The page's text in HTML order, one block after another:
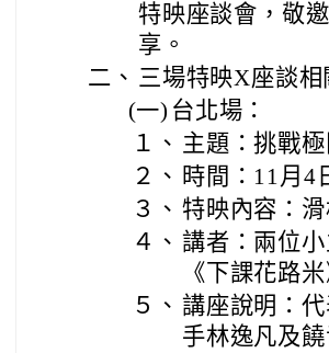
特映座談會，敬
享。
二、 三場特映X座談相
(一) 台北場：
１、 主題：挑戰極
２、 時間：11月4
３、 特映內容：
４、 講者：兩位
《下課花路
５、 講座說明：
手林逸凡及